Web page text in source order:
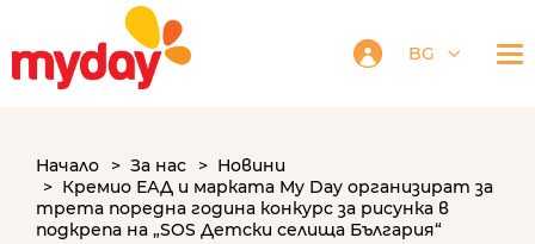
BG
Начало За нас
Новини
Кремио ЕАД и марката My Day организират за
трета поредна година конкурс за рисунка в
подкрепа на „SOS Детски селища България“